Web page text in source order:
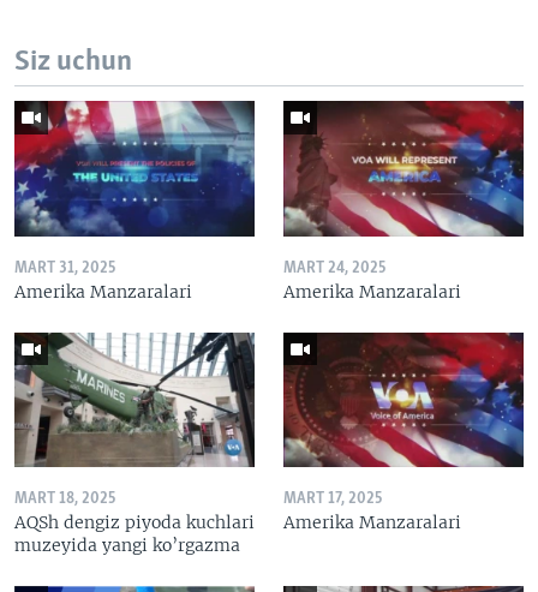
Siz uchun
MART 31, 2025
Amerika Manzaralari
MART 24, 2025
Amerika Manzaralari
MART 18, 2025
AQSh dengiz piyoda kuchlari
muzeyida yangi ko’rgazma
MART 17, 2025
Amerika Manzaralari